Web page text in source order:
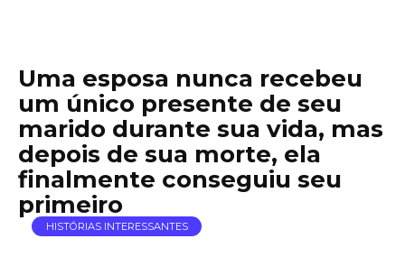
Uma esposa nunca recebeu
um único presente de seu
marido durante sua vida, mas
depois de sua morte, ela
finalmente conseguiu seu
primeiro
HISTÓRIAS INTERESSANTES